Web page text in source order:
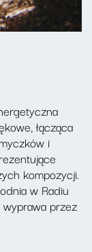
łącząca
i
kompozycji.
w Radiu
przez